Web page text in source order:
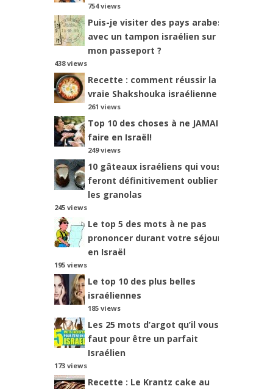
754 views
Puis-je visiter des pays arabes
avec un tampon israélien sur
mon passeport ?
438 views
Recette : comment réussir la
vraie Shakshouka israélienne ?
261 views
Top 10 des choses à ne JAMAIS
faire en Israël!
249 views
10 gâteaux israéliens qui vous
feront définitivement oublier
les granolas
245 views
Le top 5 des mots à ne pas
prononcer durant votre séjour
en Israël
195 views
Le top 10 des plus belles
israéliennes
185 views
Les 25 mots d’argot qu’il vous
faut pour être un parfait
Israélien
173 views
Recette : Le Krantz cake au